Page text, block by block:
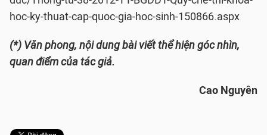
hoc-ky-thuat-cap-quoc-gia-hoc-sinh-150866.aspx
(*) Văn phong, nội dung bài viết thể hiện góc nhìn,
quan điểm của tác giả.
Cao Nguyên